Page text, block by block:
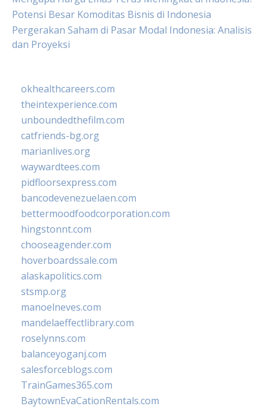
Potensi Besar Komoditas Bisnis di Indonesia
Pergerakan Saham di Pasar Modal Indonesia: Analisis
dan Proyeksi
okhealthcareers.com
theintexperience.com
unboundedthefilm.com
catfriends-bg.org
marianlives.org
waywardtees.com
pidfloorsexpress.com
bancodevenezuelaen.com
bettermoodfoodcorporation.com
hingstonnt.com
chooseagender.com
hoverboardssale.com
alaskapolitics.com
stsmp.org
manoelneves.com
mandelaeffectlibrary.com
roselynns.com
balanceyoganj.com
salesforceblogs.com
TrainGames365.com
BaytownEvaCationRentals.com